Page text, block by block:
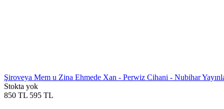
Şiroveya Mem u Zina Ehmede Xan - Perwiz Cihani - Nubihar
Stokta yok
850 TL 595 TL